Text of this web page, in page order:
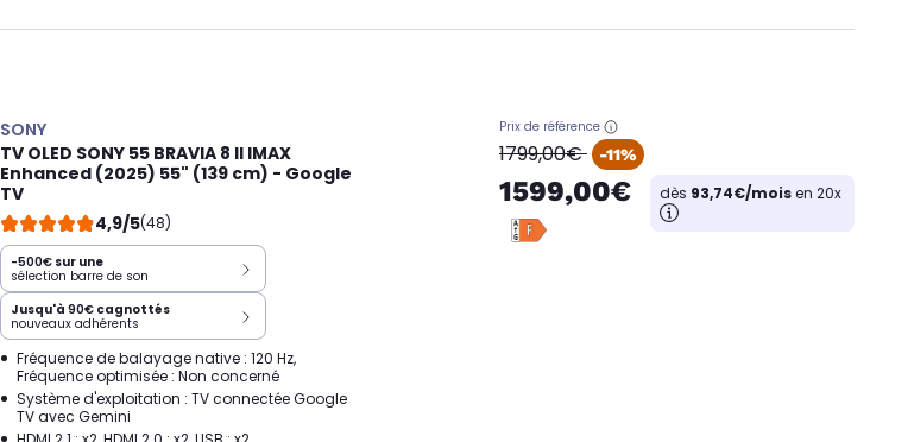
SONY
TV OLED SONY 55 BRAVIA 8 II IMAX
Enhanced (2025) 55" (139 cm) - Google
TV
4,9/5(48)
-500€ sur une
sélection barre de son
Jusqu'à 90€ cagnottés
nouveaux adhérents
Fréquence de balayage native : 120 Hz,
Fréquence optimisée : Non concerné
Système d'exploitation : TV connectée Google
TV avec Gemini
Prix de référence
oldPrice
1799,00€ -11%
1599,00€ dès 93,74€/moisen 20x